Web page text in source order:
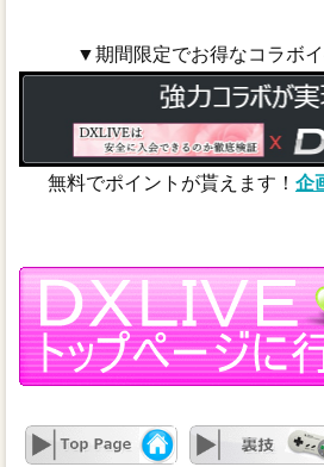
▼期間限定でお得なコラボ
無料でポイントが貰えます！ 企